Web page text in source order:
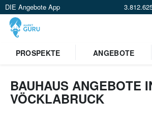
DIE Angebote App
PROSPEKTE
ANGEBOTE
BAUHAUS ANGEBOTE
VÖCKLABRUCK